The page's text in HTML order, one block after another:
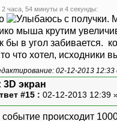
// 2D
class View
{
// Линии
// Углы
private
// 3D
из середины
она была
=
=
(int i = 1; i
= "3D
части и
= new
2 часа, 54 минуты и 4 секунды:
с получки.
мыша крутим
бы в угол забивается.
что хотел, исходники
02-12-2013
3D экран
#15 : 02-12-2013 12:39
событие происходит